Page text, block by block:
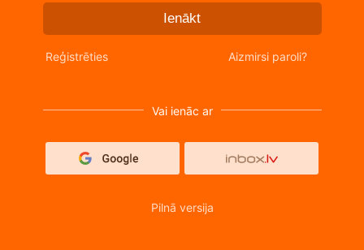
Ienākt
Reģistrēties Aizmirsi paroli?
Vai ienāc ar
Pilnā versija